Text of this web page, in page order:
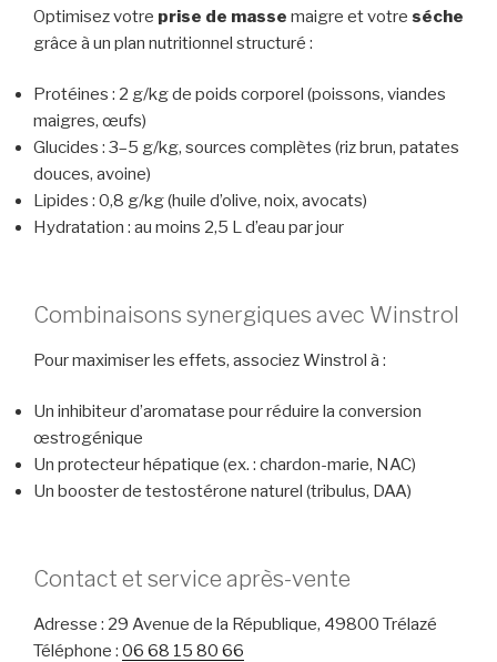
Optimisez votre prise de masse maigre et votre séche
grâce à un plan nutritionnel structuré :
Protéines : 2 g/kg de poids corporel (poissons, viandes
maigres, œufs)
Glucides : 3–5 g/kg, sources complètes (riz brun, patates
douces, avoine)
Lipides : 0,8 g/kg (huile d’olive, noix, avocats)
Hydratation : au moins 2,5 L d’eau par jour
Combinaisons synergiques avec Winstrol
Pour maximiser les effets, associez Winstrol à :
Un inhibiteur d’aromatase pour réduire la conversion
œstrogénique
Un protecteur hépatique (ex. : chardon-marie, NAC)
Un booster de testostérone naturel (tribulus, DAA)
Contact et service après-vente
Adresse : 29 Avenue de la République, 49800 Trélazé
Téléphone : 06 68 15 80 66